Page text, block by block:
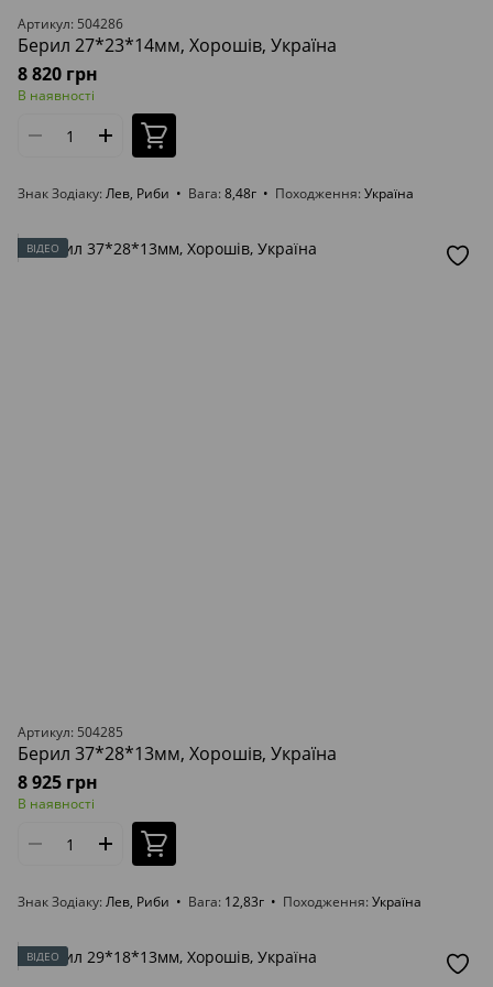
Артикул: 504286
Берил 27*23*14мм, Хорошів, Україна
8 820 грн
В наявності
Знак Зодіаку Лев, Риби Вага 8,48г Походження Україна
ВІДЕО
Артикул: 504285
Берил 37*28*13мм, Хорошів, Україна
8 925 грн
В наявності
Знак Зодіаку Лев, Риби Вага 12,83г Походження Україна
ВІДЕО